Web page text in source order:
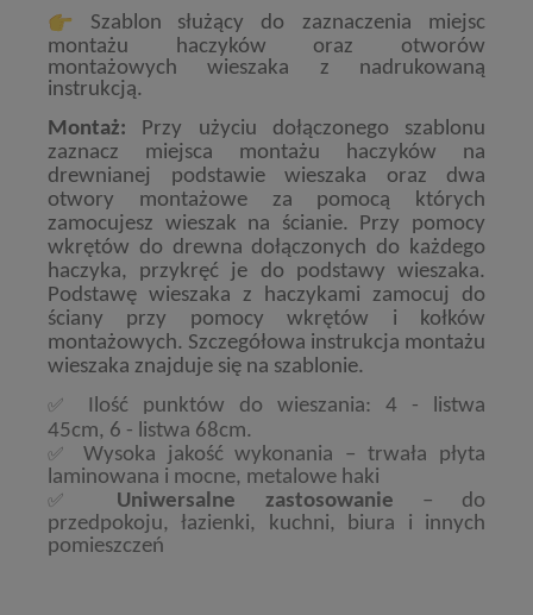
Szablon
służący do zaznaczenia miejsc
montażu haczyków oraz otworów
montażowych wieszaka z nadrukowaną
instrukcją.
Montaż: Przy użyciu dołączonego szablonu
zaznacz miejsca montażu haczyków na
drewnianej podstawie wieszaka oraz dwa
otwory montażowe za pomocą których
zamocujesz wieszak na ścianie. Przy pomocy
wkrętów do drewna dołączonych do każdego
haczyka, przykręć je do podstawy wieszaka.
Podstawę wieszaka z haczykami zamocuj do
ściany przy pomocy wkrętów i kołków
montażowych. Szczegółowa instrukcja montażu
wieszaka znajduje się na szablonie.
✅
Ilość punktów do wieszania: 4 - listwa
45cm, 6 - listwa 68cm.
✅ Wysoka jakość wykonania – trwała płyta
laminowana i mocne, metalowe haki
✅ Uniwersalne zastosowanie – do
przedpokoju, łazienki, kuchni, biura i innych
pomieszczeń